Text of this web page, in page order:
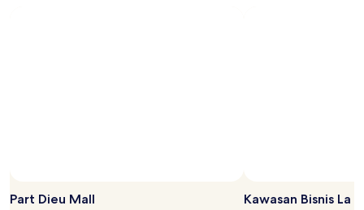
Terbuka
Part Dieu Mall Kawasan Bisnis La